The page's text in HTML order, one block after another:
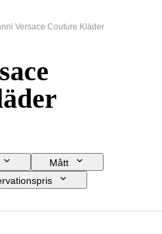
Versace Couture Kläder
Mått